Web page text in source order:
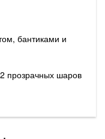
бантиками и
прозрачных шаров